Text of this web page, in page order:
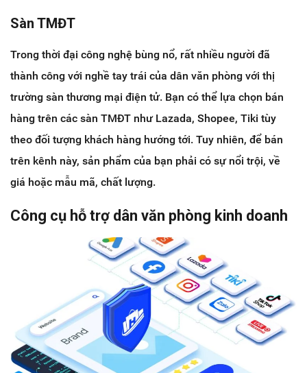
Sàn TMĐT
Trong thời đại công nghệ bùng nổ, rất nhiều người đã
thành công với nghề tay trái của dân văn phòng với thị
trường sàn thương mại điện tử. Bạn có thể lựa chọn bán
hàng trên các sàn TMĐT như Lazada, Shopee, Tiki tùy
theo đối tượng khách hàng hướng tới. Tuy nhiên, để bán
trên kênh này, sản phẩm của bạn phải có sự nổi trội, về
giá hoặc mẫu mã, chất lượng.
Công cụ hỗ trợ dân văn phòng kinh doanh